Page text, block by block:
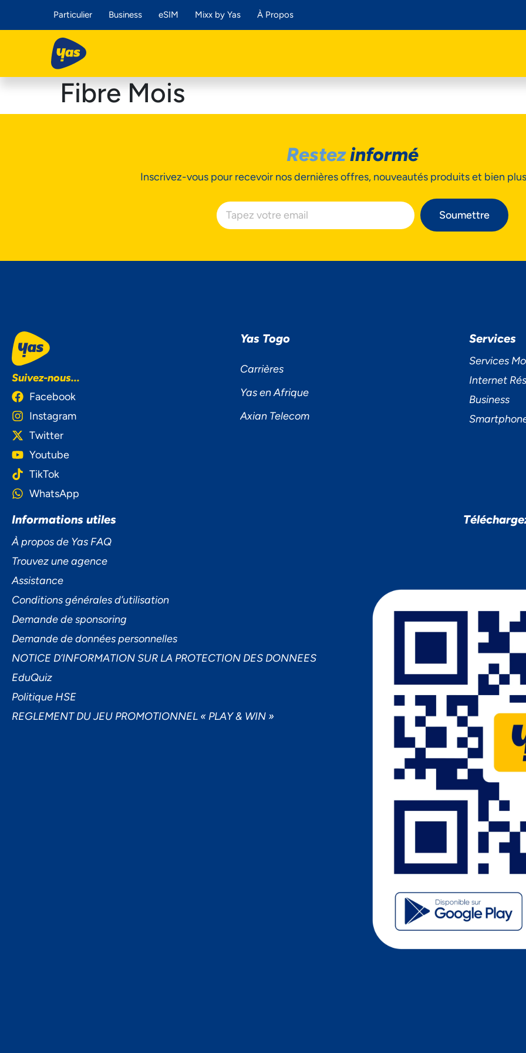
Particulier Business eSIM Mixx by Yas À Propos
Fibre Mois
Restezinformé
Inscrivez-vous pour recevoir nos dernières offres, nouveautés produits et bien
Soumettre
Suivez-nous...
Facebook
Instagram
Twitter
Youtube
TikTok
WhatsApp
Yas Togo
Carrières
Yas en Afrique
Axian Telecom
Services
Services
Internet
Business
Informations utiles
À propos de Yas FAQ
Trouvez une agence
Assistance
Conditions générales d’utilisation
Demande de sponsoring
Demande de données personnelles
NOTICE D’INFORMATION SUR LA PROTECTION DES DONNEES
EduQuiz
Politique HSE
REGLEMENT DU JEU PROMOTIONNEL « PLAY & WIN »
Accepter